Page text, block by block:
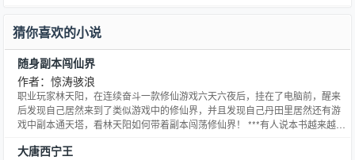
猜你喜欢的小说
随身副本闯仙界
作者：惊涛骇浪
职业玩家林天阳，在连续奋斗一款修仙游戏六天六夜后，挂在了电脑前，醒来
后发现自己居然来到了类似游戏中的修仙界，并且发现自己丹田里居然还有游
戏中副本通天塔，看林天阳如何带着副本闯荡修仙界！ ***有人说本书越来越像
大唐西宁王